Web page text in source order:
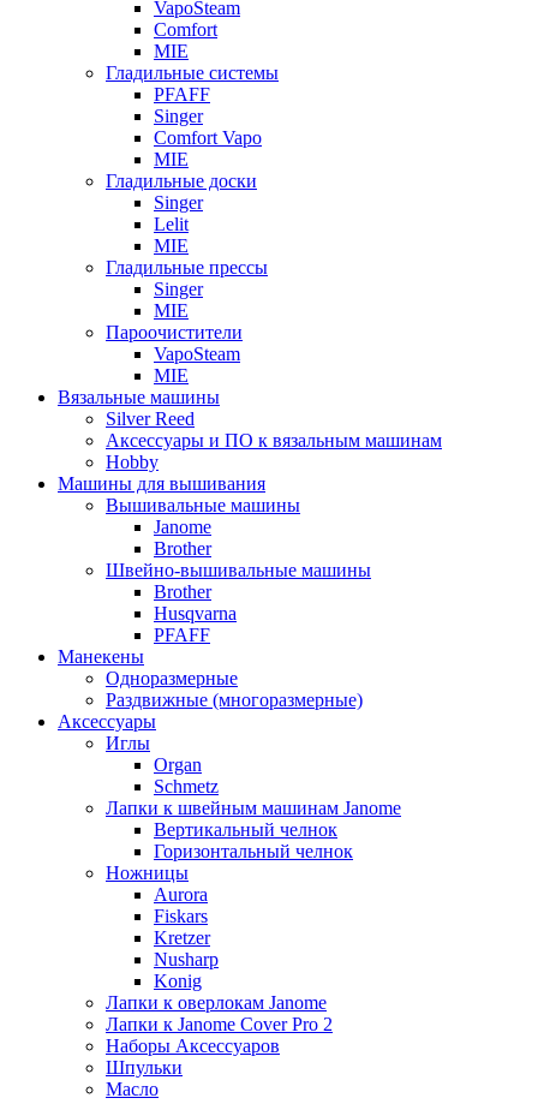
VapoSteam
Comfort
MIE
Гладильные системы
PFAFF
Singer
Comfort Vapo
MIE
Гладильные доски
Singer
Lelit
MIE
Гладильные прессы
Singer
MIE
Пароочистители
VapoSteam
MIE
Вязальные машины
Silver Reed
Аксессуары и ПО к вязальным машинам
Hobby
Машины для вышивания
Вышивальные машины
Janome
Brother
Швейно-вышивальные машины
Brother
Husqvarna
PFAFF
Манекены
Одноразмерные
Раздвижные (многоразмерные)
Аксессуары
Иглы
Organ
Schmetz
Лапки к швейным машинам Janome
Вертикальный челнок
Горизонтальный челнок
Ножницы
Aurora
Fiskars
Kretzer
Nusharp
Konig
Лапки к оверлокам Janome
Лапки к Janome Cover Pro 2
Наборы Аксессуаров
Шпульки
Масло